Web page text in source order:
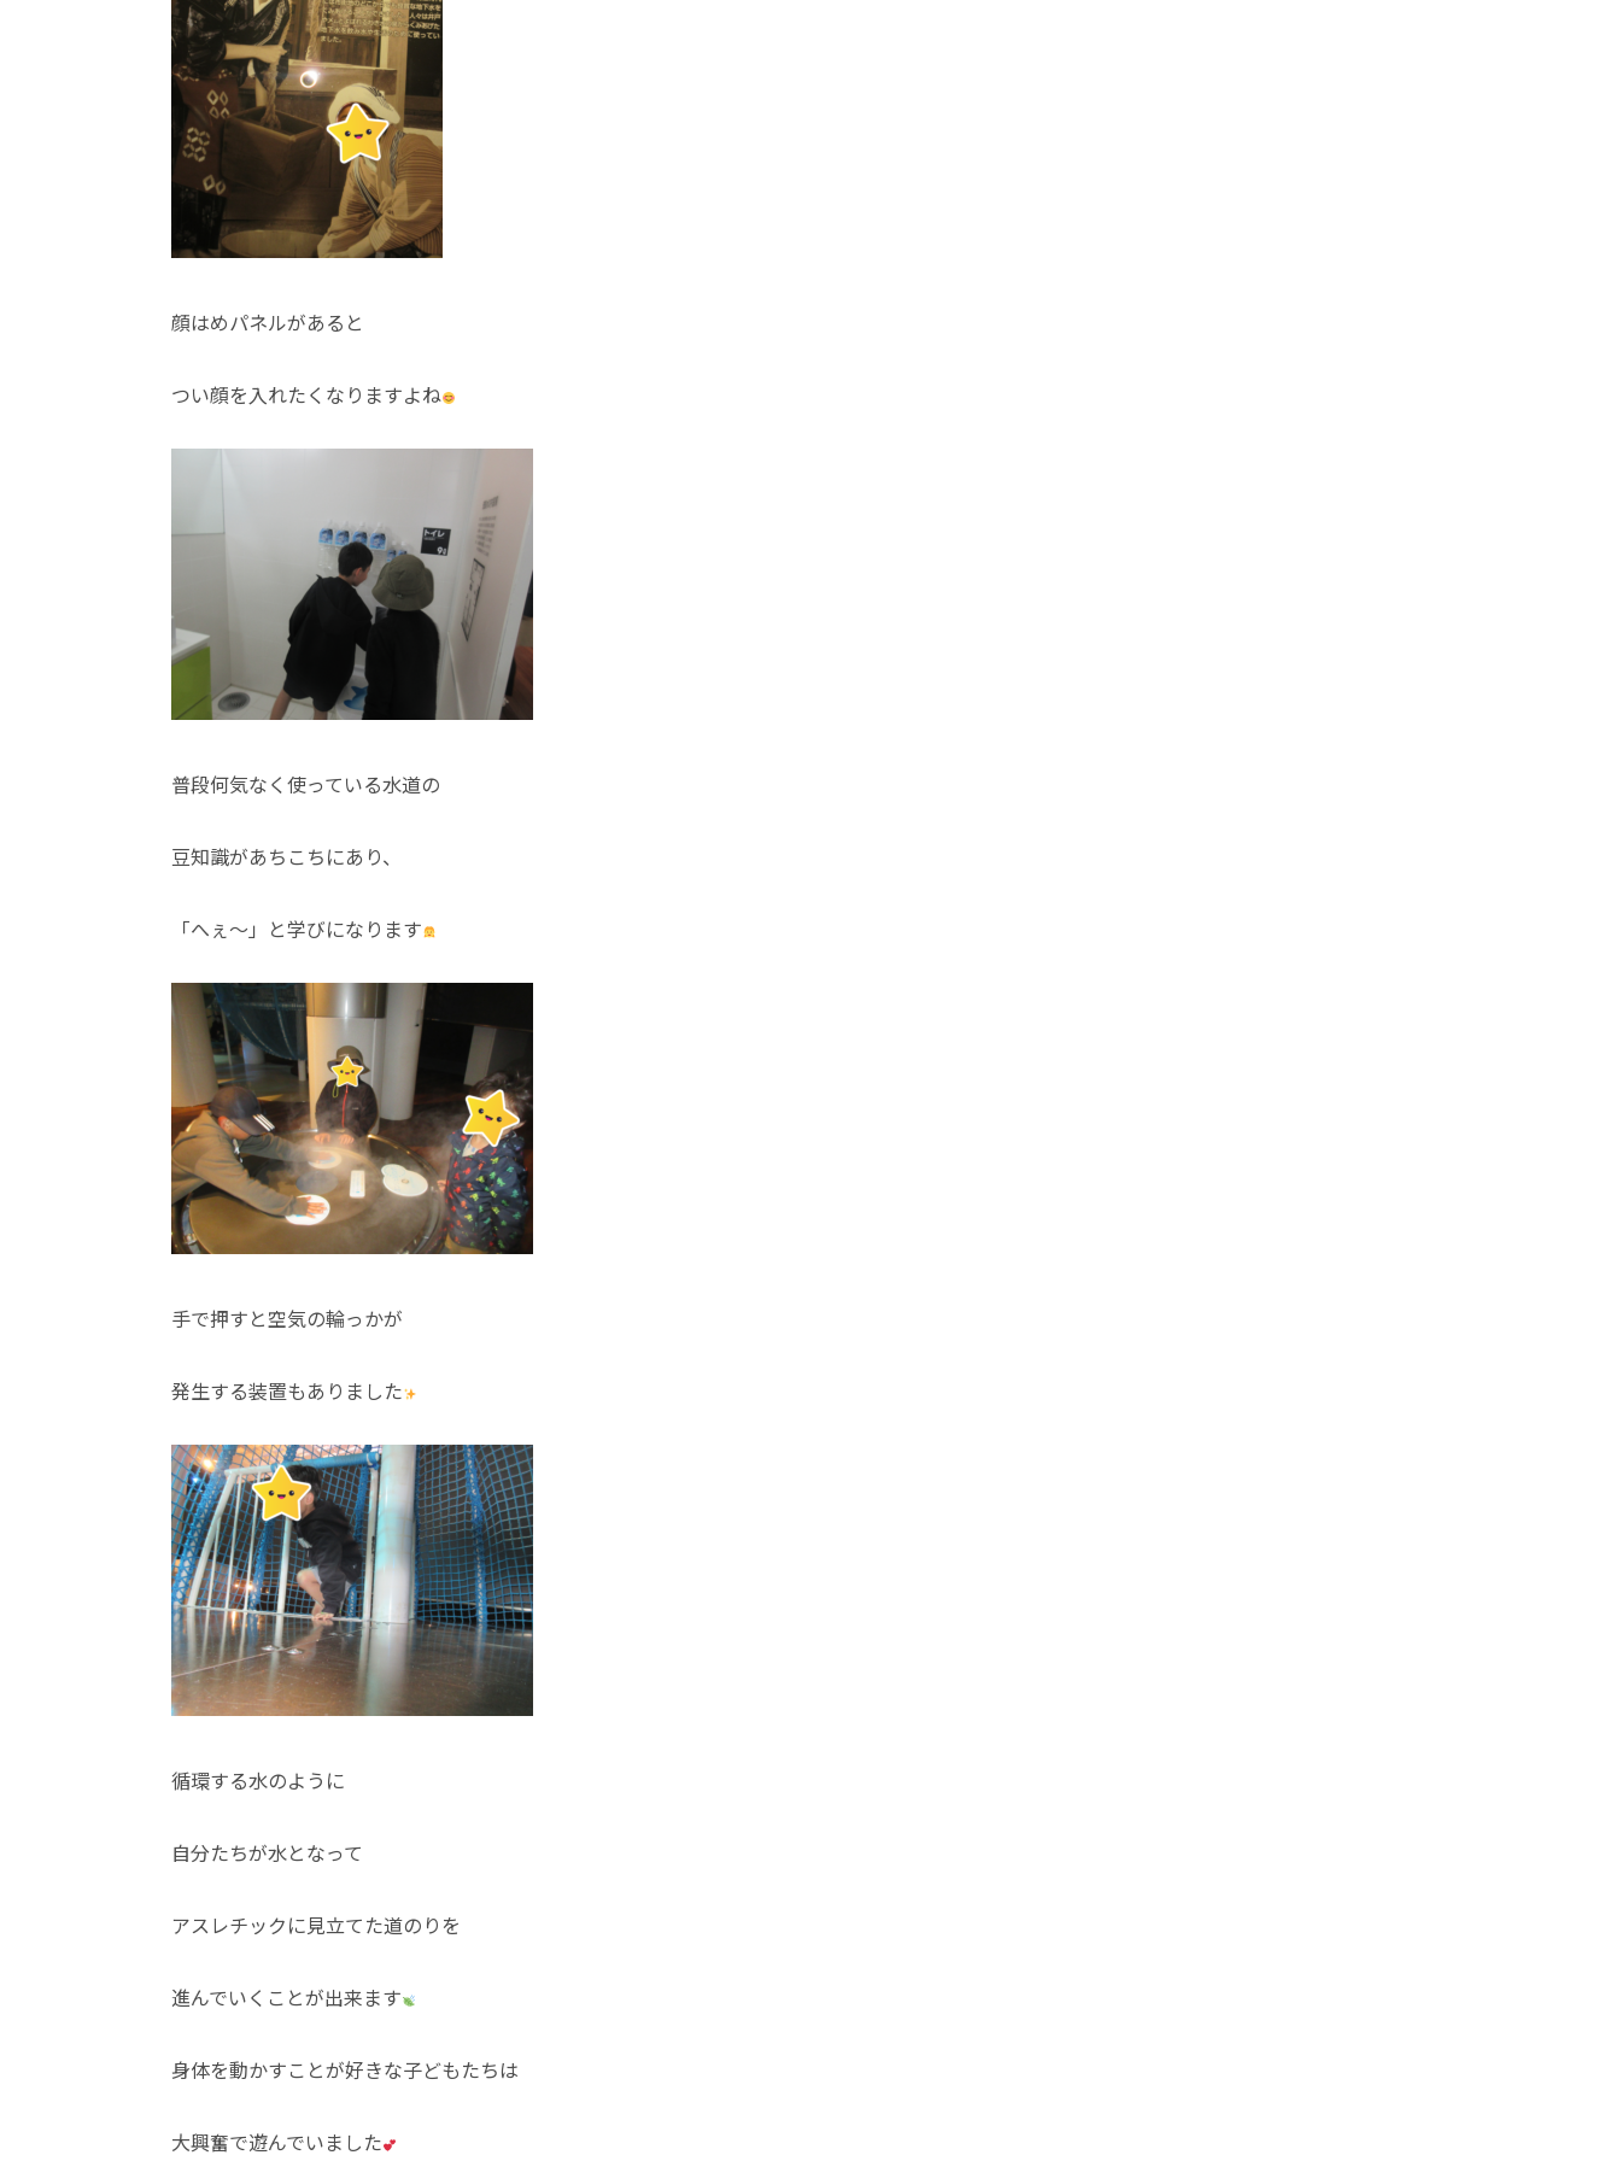
顔はめパネルがあると
つい顔を入れたくなりますよね
普段何気なく使っている水道の
豆知識があちこちにあり、
「へぇ～」と学びになります
手で押すと空気の輪っかが
発生する装置もありました
循環する水のように
自分たちが水となって
アスレチックに見立てた道のりを
進んでいくことが出来ます
身体を動かすことが好きな子どもたちは
大興奮で遊んでいました